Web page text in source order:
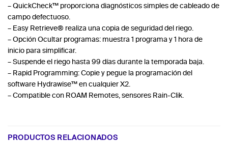
– QuickCheck™ proporciona diagnósticos simples de cableado de
campo defectuoso.
– Easy Retrieve® realiza una copia de seguridad del riego.
– Opción Ocultar programas: muestra 1 programa y 1 hora de
inicio para simplificar.
– Suspende el riego hasta 99 días durante la temporada baja.
– Rapid Programming: Copie y pegue la programación del
software Hydrawise™ en cualquier X2.
– Compatible con ROAM Remotes, sensores Rain-Clik.
PRODUCTOS RELACIONADOS